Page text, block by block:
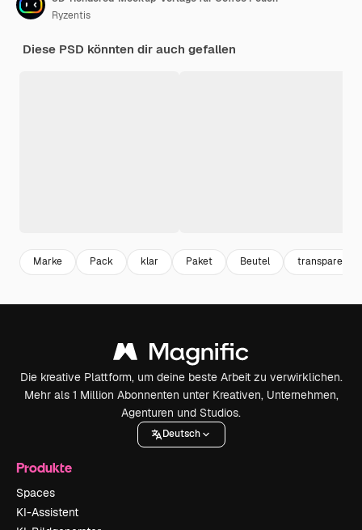
Ryzentis
Diese PSD könnten dir auch gefallen
Marke Pack klar Paket Beutel transparent
Die kreative Plattform, um deine beste Arbeit zu verwirklichen.
Mehr als 1 Million Abonnenten unter Kreativen, Unternehmen,
Agenturen und Studios.
Deutsch
Produkte
Spaces
KI-Assistent